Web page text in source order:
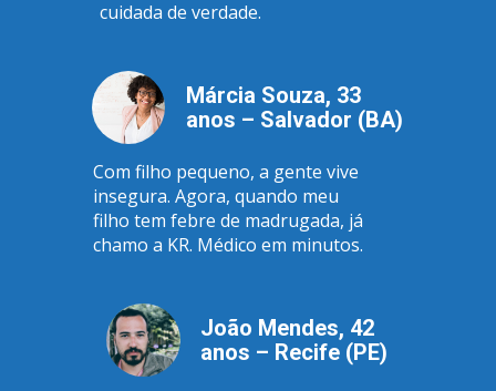
Márcia Souza, 33
anos – Salvador (BA)
João Mendes, 42
anos – Recife (PE)
cuidada de verdade.
Com filho pequeno, a gente vive
insegura. Agora, quando meu
filho tem febre de madrugada, já
chamo a KR. Médico em minutos.